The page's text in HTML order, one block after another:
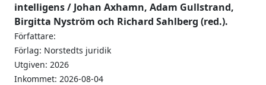
intelligens / Johan Axhamn, Adam Gullstrand,
Birgitta Nyström och Richard Sahlberg (red.).
Författare:
Förlag: Norstedts juridik
Utgiven: 2026
Inkommet: 2026-08-04